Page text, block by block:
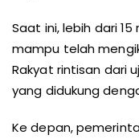
Saat ini, lebih dari
mampu telah
Rakyat rintisan dari
yang didukung
Ke depan,